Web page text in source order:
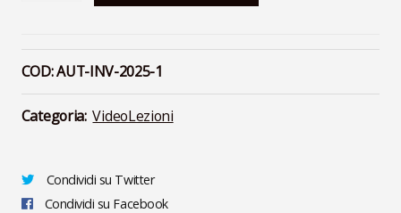
era:
35,00€.
è:
29,75€.
e
Trattamento
VIDEOREGISTRAZIONE
quantità
COD:AUT-INV-2025-1
Categoria: VideoLezioni
Condividi su Twitter
Condividi su Facebook